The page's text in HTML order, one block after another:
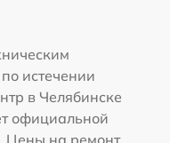
истечении
в Челябинске
официальной
Цены на ремонт,